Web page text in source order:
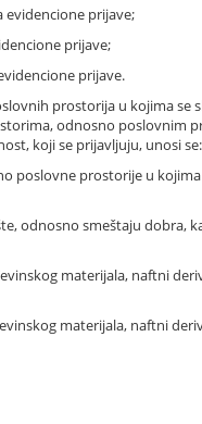
evidencione prijave;
prijave;
prijave.
prostorija u kojima
odnosno poslovnim
koji se prijavljuju, unosi se:
poslovne prostorije u
odnosno smeštaju dobra,
materijala, naftni
materijala, naftni